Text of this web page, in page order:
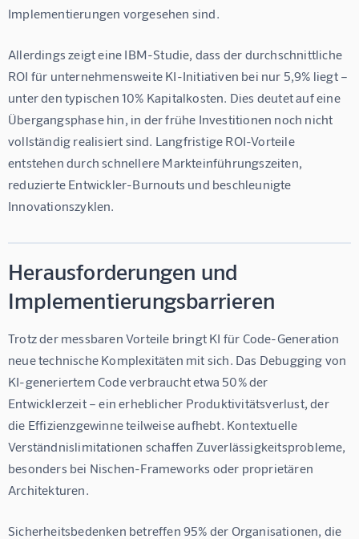
Implementierungen vorgesehen sind.
Allerdings zeigt eine IBM-Studie, dass der durchschnittliche
ROI für unternehmensweite KI-Initiativen bei nur 5,9% liegt –
unter den typischen 10% Kapitalkosten. Dies deutet auf eine
Übergangsphase hin, in der frühe Investitionen noch nicht
vollständig realisiert sind. Langfristige ROI-Vorteile
entstehen durch schnellere Markteinführungszeiten,
reduzierte Entwickler-Burnouts und beschleunigte
Innovationszyklen.
Herausforderungen und
Implementierungsbarrieren
Trotz der messbaren Vorteile bringt KI für Code-Generation
neue technische Komplexitäten mit sich. Das Debugging von
KI-generiertem Code verbraucht etwa 50% der
Entwicklerzeit – ein erheblicher Produktivitätsverlust, der
die Effizienzgewinne teilweise aufhebt. Kontextuelle
Verständnislimitationen schaffen Zuverlässigkeitsprobleme,
besonders bei Nischen-Frameworks oder proprietären
Architekturen.
Sicherheitsbedenken betreffen 95% der Organisationen, die